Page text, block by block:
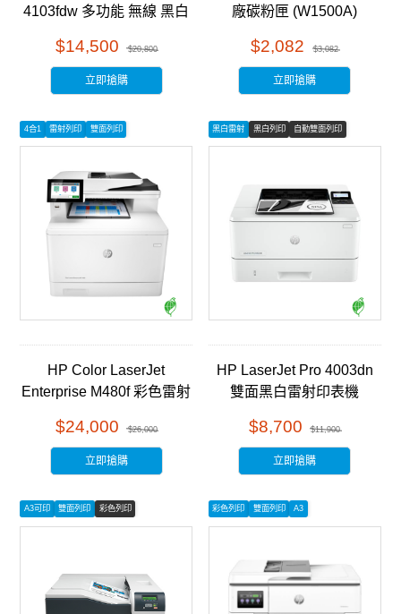
4103fdw 多功能 無線 黑白
$14,500 $20,800
立即搶購
廠碳粉匣 (W1500A)
$2,082 $3,082
立即搶購
4合1 雷射列印 雙面列印
HP Color LaserJet
Enterprise M480f 彩色雷射
$24,000 $26,000
立即搶購
黑白雷射 黑白列印 自動雙面列印
HP LaserJet Pro 4003dn
雙面黑白雷射印表機
$8,700 $11,900
立即搶購
A3可印 雙面列印 彩色列印 彩色列印 雙面列印 A3